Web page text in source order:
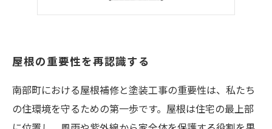
安心して暮らせる家づくり
屋根の重要性を再認識する
南部町における屋根補修と塗装工事の重要性は、私たち
の住環境を守るための第一歩です。屋根は住宅の最上部